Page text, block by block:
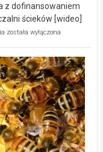
z dofinansowaniem
ścieków [wideo]
Ekologiczne
Wręczyca
Wielka
z
dofinansowaniem
ponad
15,6
mln
na
modernizację
oczyszczalni
została wyłączona